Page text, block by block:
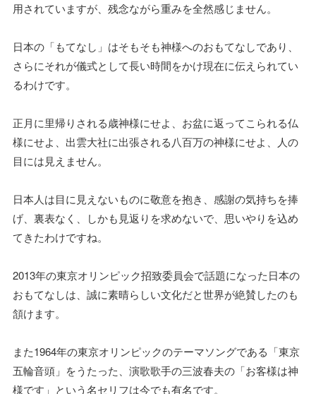
用されていますが、残念ながら重みを全然感じません。
日本の「もてなし」はそもそも神様へのおもてなしであり、
さらにそれが儀式として長い時間をかけ現在に伝えられてい
るわけです。
正月に里帰りされる歳神様にせよ、お盆に返ってこられる仏
様にせよ、出雲大社に出張される八百万の神様にせよ、人の
目には見えません。
日本人は目に見えないものに敬意を抱き、感謝の気持ちを捧
げ、裏表なく、しかも見返りを求めないで、思いやりを込め
てきたわけですね。
2013年の東京オリンピック招致委員会で話題になった日本の
おもてなしは、誠に素晴らしい文化だと世界が絶賛したのも
頷けます。
また1964年の東京オリンピックのテーマソングである「東京
五輪音頭」をうたった、演歌歌手の三波春夫の「お客様は神
様です」という名セリフは今でも有名です。